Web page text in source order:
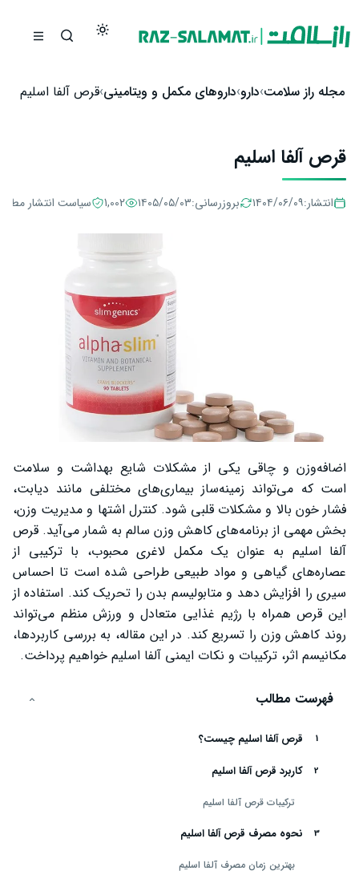
مجله راز سلامت دارو داروهای مکمل و ویتامینی قرص آلفا اسلیم
قرص آلفا اسلیم
انتشار:۱۴۰۴/۰۶/۰۹ بروزرسانی:۱۴۰۵/۰۵/۰۳ 1,002 سیاست انتشار
اضافه‌وزن و چاقی یکی از مشکلات شایع بهداشت و سلامت
است که می‌تواند زمینه‌ساز بیماری‌های مختلفی مانند دیابت،
فشار خون بالا و مشکلات قلبی شود. کنترل اشتها و مدیریت وزن،
بخش مهمی از برنامه‌های کاهش وزن سالم به شمار می‌آید. قرص
آلفا اسلیم به عنوان یک مکمل لاغری محبوب، با ترکیبی از
عصاره‌های گیاهی و مواد طبیعی طراحی شده است تا احساس
سیری را افزایش دهد و متابولیسم بدن را تحریک کند. استفاده از
این قرص همراه با رژیم غذایی متعادل و ورزش منظم می‌تواند
روند کاهش وزن را تسریع کند. در این مقاله، به بررسی کاربردها،
مکانیسم اثر، ترکیبات و نکات ایمنی آلفا اسلیم خواهیم پرداخت.
فهرست مطالب
قرص آلفا اسلیم چیست؟
کاربرد قرص آلفا اسلیم
ترکیبات قرص آلفا اسلیم
نحوه مصرف قرص آلفا اسلیم
بهترین زمان مصرف آلفا اسلیم